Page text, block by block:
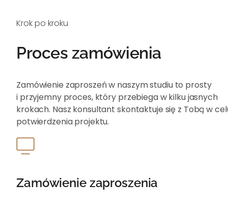
Krok po kroku
Proces zamówienia
Zamówienie zaproszeń w naszym studiu to prosty
i przyjemny proces, który przebiega w kilku jasnych
krokach. Nasz konsultant skontaktuje się z Tobą w
potwierdzenia projektu.
Zamówienie zaproszenia